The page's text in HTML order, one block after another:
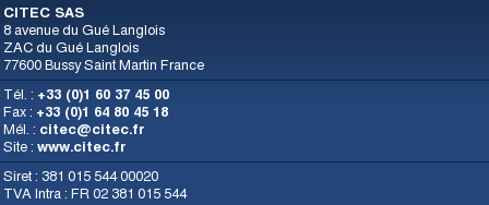
CITEC SAS
8 avenue du Gué Langlois
ZAC du Gué Langlois
77600 Bussy Saint Martin France
Tél. : +33 (0)1 60 37 45 00
Fax : +33 (0)1 64 80 45 18
Mél. : citec@citec.fr
Site : www.citec.fr
Siret : 381 015 544 00020
TVA Intra : FR 02 381 015 544